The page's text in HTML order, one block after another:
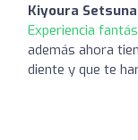
Kiyoura Setsuna
Experiencia
además ahora
diente y que te